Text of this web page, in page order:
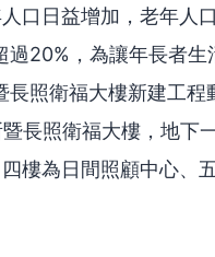
口日益增加，老年人
20%，為讓年長者
照衛福大樓新建工程
長照衛福大樓，地下
樓為日間照顧中心、